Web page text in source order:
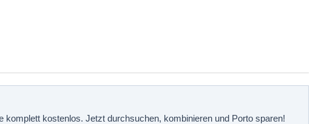
kostenlos. Jetzt durchsuchen, kombinieren und Porto sparen!